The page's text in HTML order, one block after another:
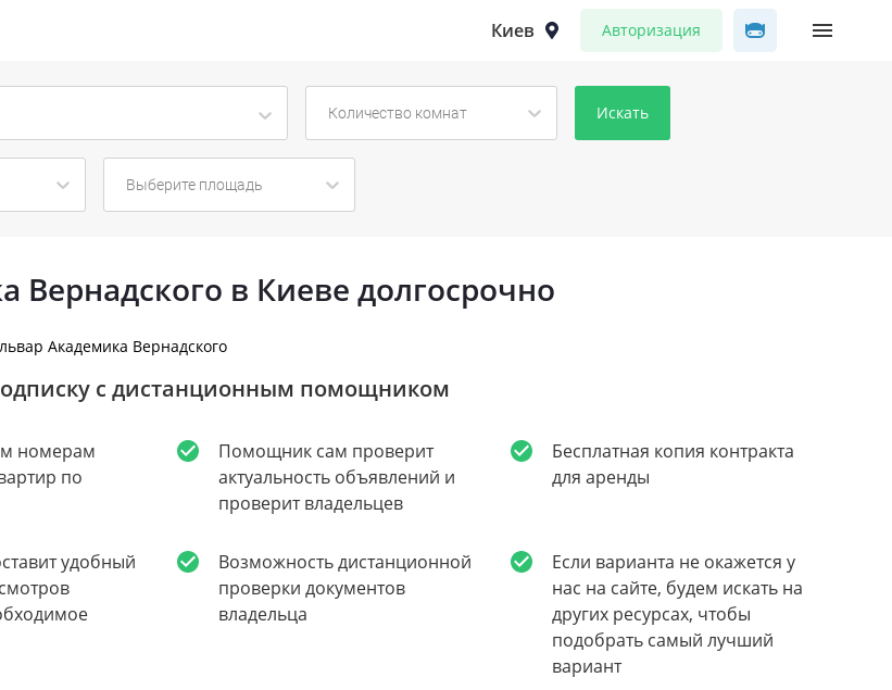
Киев Авторизация
Количество комнат Искать
Выберите площадь
Вернадского в Киеве долгосрочно
Академика Вернадского
с дистанционным помощником
номерам
по
Помощник сам проверит
актуальность объявлений и
проверит владельцев
Бесплатная копия контракта
для аренды
удобный
Возможность дистанционной
проверки документов
владельца
Если варианта не окажется у
нас на сайте, будем искать на
других ресурсах, чтобы
подобрать самый лучший
вариант